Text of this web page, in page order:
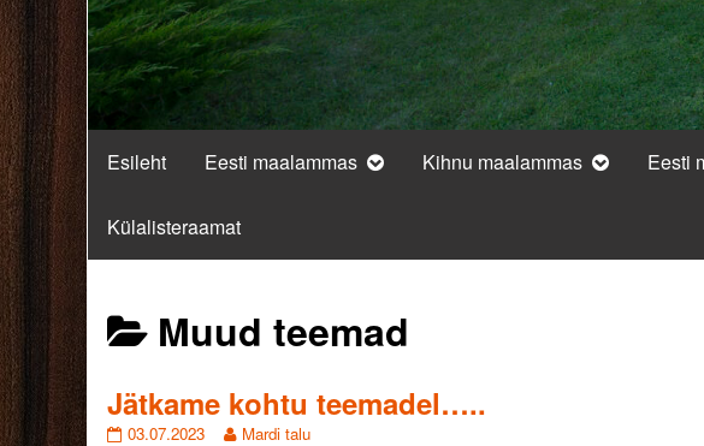
Esileht Eesti maalammas Kihnu maalammas Eesti
Külalisteraamat
Posts
categoriezed
Muud teemad
Jätkame kohtu teemadel…..
Jätkame
03.07.2023
Read
Mardi talu